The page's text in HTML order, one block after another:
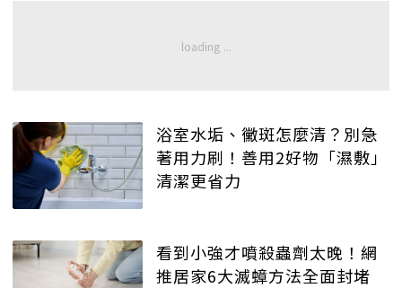
浴室水垢、黴斑怎麼清？別急
著用力刷！善用2好物「濕敷」
清潔更省力
看到小強才噴殺蟲劑太晚！網
推居家6大滅蟑方法全面封堵